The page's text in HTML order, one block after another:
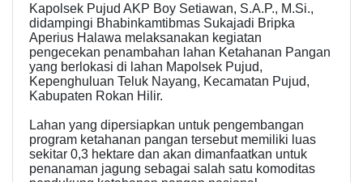
Kapolsek Pujud AKP Boy Setiawan, S.A.P., M.Si.,
didampingi Bhabinkamtibmas Sukajadi Bripka
Aperius Halawa melaksanakan kegiatan
pengecekan penambahan lahan Ketahanan Pangan
yang berlokasi di lahan Mapolsek Pujud,
Kepenghuluan Teluk Nayang, Kecamatan Pujud,
Kabupaten Rokan Hilir.
Lahan yang dipersiapkan untuk pengembangan
program ketahanan pangan tersebut memiliki luas
sekitar 0,3 hektare dan akan dimanfaatkan untuk
penanaman jagung sebagai salah satu komoditas